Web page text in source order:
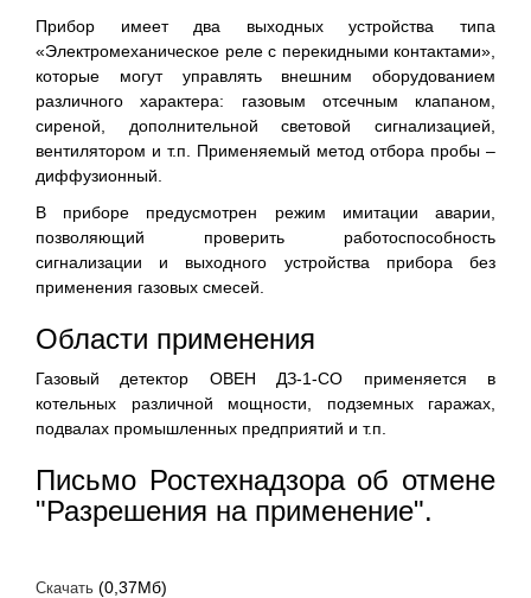
Прибор имеет два выходных устройства типа
«Электромеханическое реле с перекидными контактами»,
которые могут управлять внешним оборудованием
различного характера: газовым отсечным клапаном,
сиреной, дополнительной световой сигнализацией,
вентилятором и т.п. Применяемый метод отбора пробы –
диффузионный.
В приборе предусмотрен режим имитации аварии,
позволяющий проверить работоспособность
сигнализации и выходного устройства прибора без
применения газовых смесей.
Области применения
Газовый детектор ОВЕН ДЗ-1-СО применяется в
котельных различной мощности, подземных гаражах,
подвалах промышленных предприятий и т.п.
Письмо Ростехнадзора об отмене
"Разрешения на применение".
Скачать (0,37Мб)